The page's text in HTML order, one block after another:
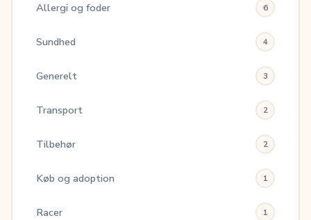
Allergi og foder 6
Sundhed 4
Generelt 3
Transport 2
Tilbehør 2
Køb og adoption 1
Racer 1